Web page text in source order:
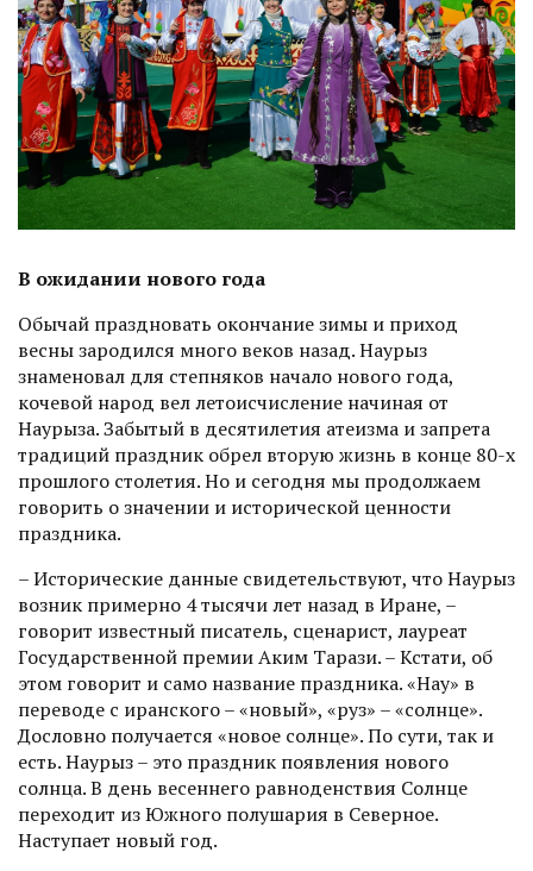
В ожидании нового года
Обычай праздновать окончание зимы и приход
весны зародился много веков назад. Наурыз
знаменовал для степняков начало нового года,
кочевой народ вел летоисчисление начиная от
Наурыза. Забытый в десятилетия атеизма и запрета
традиций праздник обрел вторую жизнь в конце 80-х
прошлого столетия. Но и сегодня мы продолжаем
говорить о значении и исторической ценности
праздника.
– Исторические данные свидетельствуют, что Наурыз
возник примерно 4 тысячи лет назад в Иране, –
говорит известный писатель, сценарист, лауреат
Государственной премии Аким Тарази. – Кстати, об
этом говорит и само название праздника. «Нау» в
переводе с иранского – «новый», «руз» – «солнце».
Дословно получается «новое солн­це». По сути, так и
есть. Наурыз – это праздник появления нового
солнца. В день весеннего равноденствия Солнце
переходит из Южного полушария в Северное.
Наступает новый год.